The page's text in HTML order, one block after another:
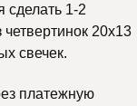
сделать 1-2
20х13
свечек.
платежную